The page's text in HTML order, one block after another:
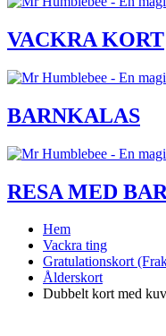
VACKRA KORT
BARNKALAS
RESA MED
Hem
Vackra ting
Gratulationskort
Ålderskort
Dubbelt kort med